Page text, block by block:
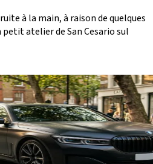
à la main, à raison de quelques
atelier de San Cesario sul